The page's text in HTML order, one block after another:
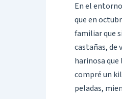
En el
que en
familiar que
castañas, de
harinosa que
compré un
peladas,